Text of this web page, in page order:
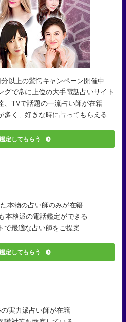
以上の驚愕キャンペーン開催中
グで常に上位の大手電話占いサイト
、TVで話題の一流占い師が在籍
多く、好きな時に占ってもらえる
定してもらう
本物の占い師のみが在籍
本格派の電話鑑定ができる
で最適な占い師をご提案
定してもらう
の実力派占い師が在籍